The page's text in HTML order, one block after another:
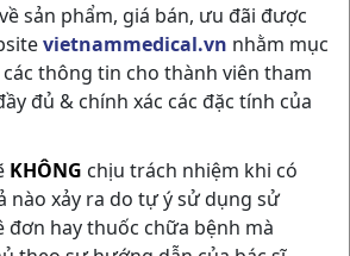
sản phẩm, giá bán, ưu đãi được
vietnammedical.vn nhằm mục
thông tin cho thành viên tham
đủ & chính xác các đặc tính của
KHÔNG chịu trách nhiệm khi có
nào xảy ra do tự ý sử dụng sử
đơn hay thuốc chữa bệnh mà
ÁP HEM -7142T1 H1CÁI